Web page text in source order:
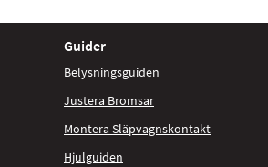
Guider
Belysningsguiden
Justera Bromsar
Montera Släpvagnskontakt
Hjulguiden